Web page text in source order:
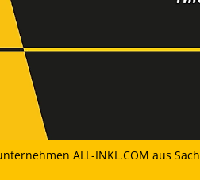
ALL-INKL.COM aus